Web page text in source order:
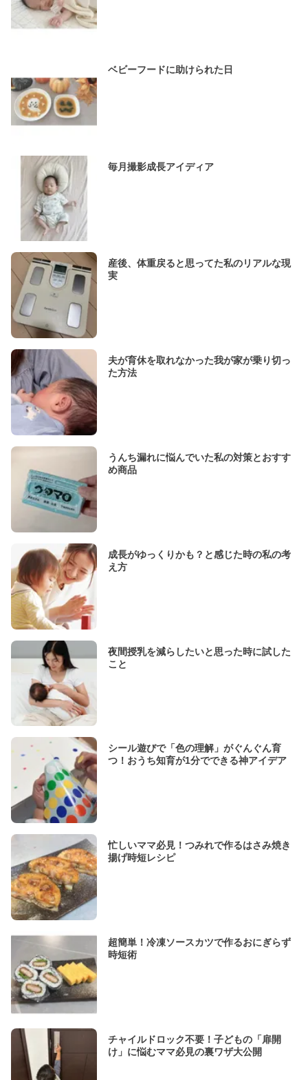
ベビーフードに助けられた日
毎月撮影成長アイディア
産後、体重戻ると思ってた私のリアルな現
実
夫が育休を取れなかった我が家が乗り切っ
た方法
うんち漏れに悩んでいた私の対策とおすす
め商品
成長がゆっくりかも？と感じた時の私の考
え方
夜間授乳を減らしたいと思った時に試した
こと
シール遊びで「色の理解」がぐんぐん育
つ！おうち知育が1分でできる神アイデア
忙しいママ必見！つみれで作るはさみ焼き
揚げ時短レシピ
超簡単！冷凍ソースカツで作るおにぎらず
時短術
チャイルドロック不要！子どもの「扉開
け」に悩むママ必見の裏ワザ大公開